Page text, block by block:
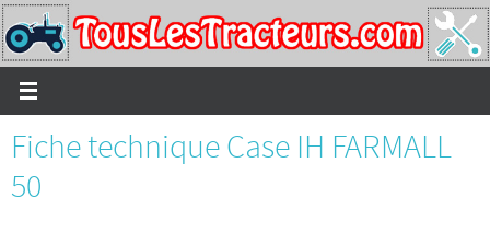
Passer
vers
le
contenu
Fiche technique Case IH FARMALL
50